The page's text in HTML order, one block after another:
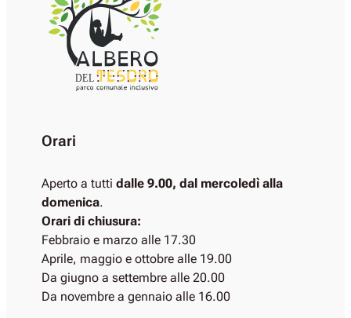
DEL
Orari
Aperto a tutti dalle 9.00, dal mercoledì alla
domenica.
Orari di chiusura:
Febbraio e marzo alle 17.30
Aprile, maggio e ottobre alle 19.00
Da giugno a settembre alle 20.00
Da novembre a gennaio alle 16.00